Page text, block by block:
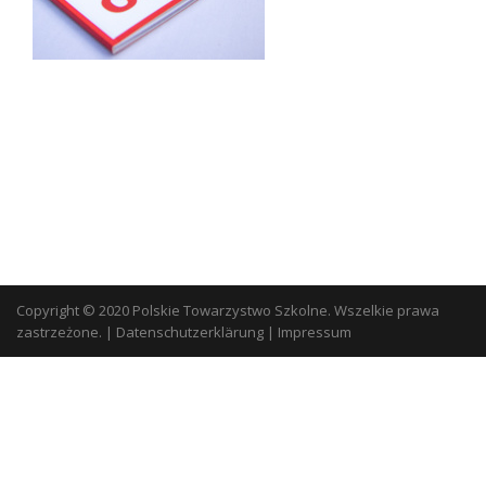
Copyright © 2020 Polskie Towarzystwo Szkolne. Wszelkie prawa
zastrzeżone. | Datenschutzerklärung | Impressum